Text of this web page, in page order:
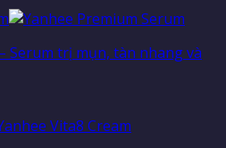
Serum trị mụn, tàn nhang và